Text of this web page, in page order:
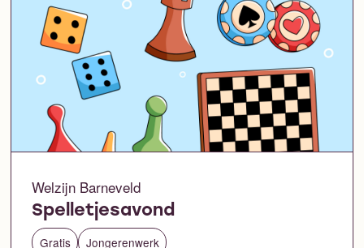
Welzijn Barneveld
Spelletjesavond
Gratis Jongerenwerk